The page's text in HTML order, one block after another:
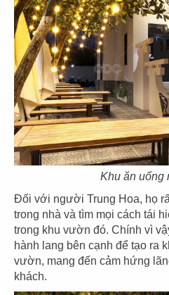
Khu ăn uống
Đối với người Trung Hoa, họ
trong nhà và tìm mọi cách tái
trong khu vườn đó. Chính vì
hành lang bên cạnh để tạo ra
vườn, mang đến cảm hứng
khách.
THIẾT KẾ NHÀ
TRÂN
Chủ đầu tư: Nhà hàng lẩu
Diện tích: 880m2
Địa chỉ: số 1145 đường
, Q.Bình Tân